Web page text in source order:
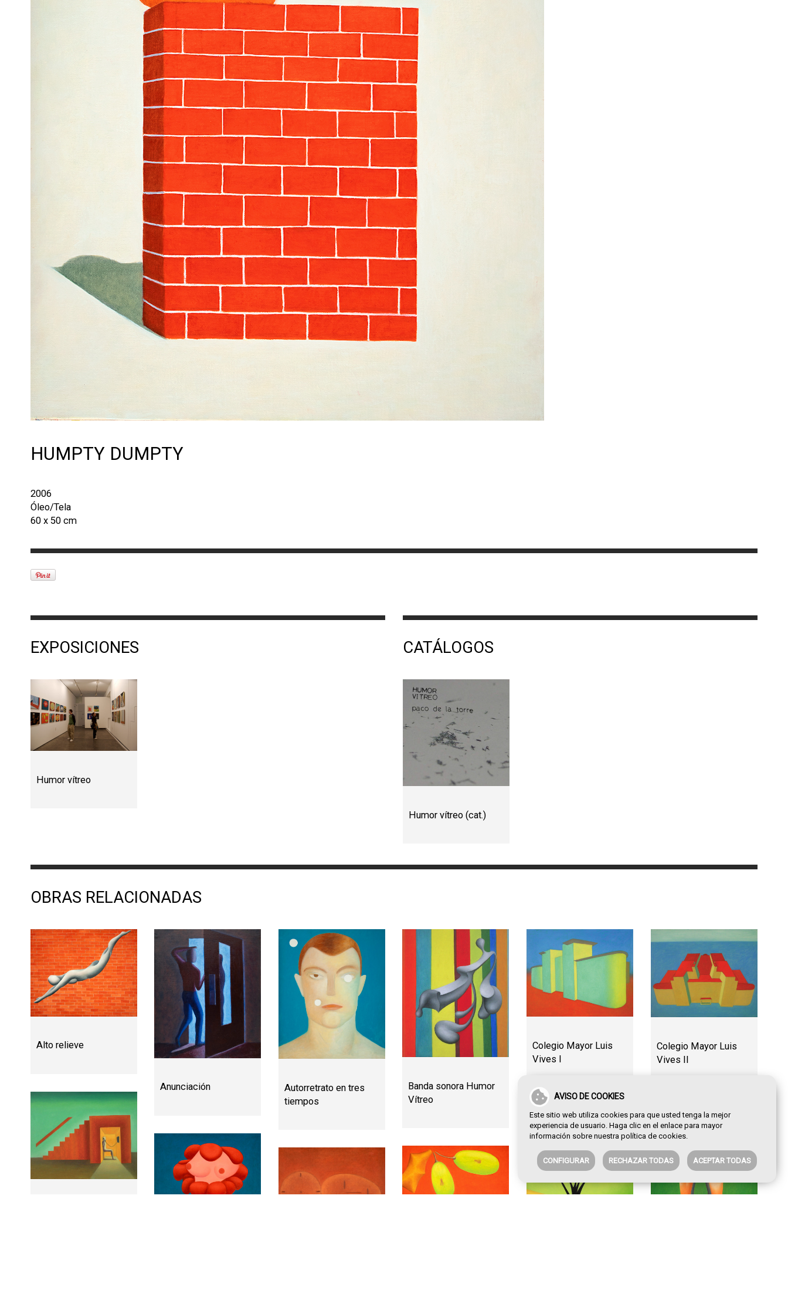
AVISO DE COOKIES
Este sitio web utiliza cookies para que usted tenga la mejor
experiencia de usuario. Haga clic en el enlace para mayor
información sobre nuestra política de cookies.
CONFIGURAR RECHAZAR TODAS ACEPTAR TODAS
HUMPTY DUMPTY
2006
Óleo/Tela
60 x 50 cm
EXPOSICIONES
Humor vítreo
CATÁLOGOS
Humor vítreo (cat.)
OBRAS RELACIONADAS
Alto relieve
Anunciación
Autorretrato en tres
tiempos
Banda sonora Humor
Vítreo
Colegio Mayor Luis
Vives I
Colegio Mayor Luis
Vives II